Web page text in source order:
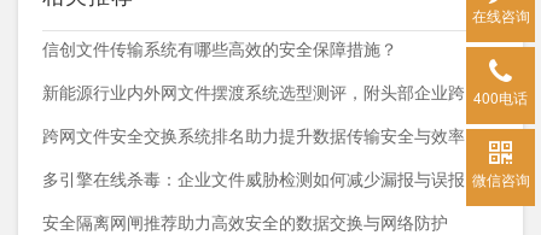
信创文件传输系统有哪些高效的安全保障措施？
新能源行业内外网文件摆渡系统选型测评，附头部企业跨网部署案例
跨网文件安全交换系统排名助力提升数据传输安全与效率
多引擎在线杀毒：企业文件威胁检测如何减少漏报与误报？
安全隔离网闸推荐助力高效安全的数据交换与网络防护
在线咨询
400电话
微信咨询